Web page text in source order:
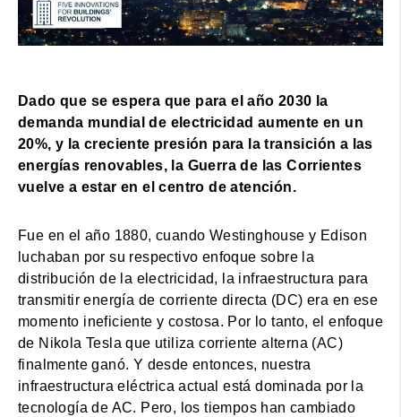
Dado que se espera que para el año 2030 la
demanda mundial de electricidad aumente en un
20%, y la creciente presión para la transición a las
energías renovables, la Guerra de las Corrientes
vuelve a estar en el centro de atención.
Fue en el año 1880, cuando Westinghouse y Edison
luchaban por su respectivo enfoque sobre la
distribución de la electricidad, la infraestructura para
transmitir energía de corriente directa (DC) era en ese
momento ineficiente y costosa. Por lo tanto, el enfoque
de Nikola Tesla que utiliza corriente alterna (AC)
finalmente ganó. Y desde entonces, nuestra
infraestructura eléctrica actual está dominada por la
tecnología de AC. Pero, los tiempos han cambiado